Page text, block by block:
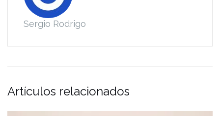
Sergio Rodrigo
Artículos relacionados